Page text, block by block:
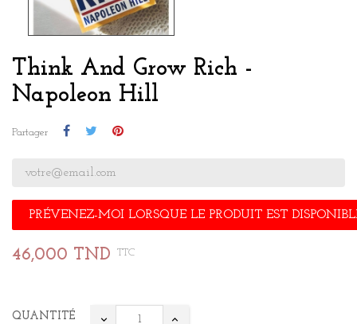
Think And Grow Rich -
Napoleon Hill
Partager
PRÉVENEZ-MOI LORSQUE LE PRODUIT EST
46,000 TND TTC
QUANTITÉ